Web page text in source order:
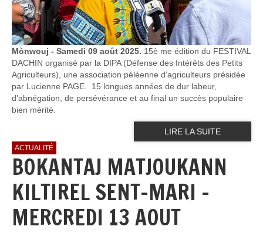
Mònwouj - Samedi 09 août 2025. 15è me édition du FESTIVAL
DACHIN organisé par la DIPA (Défense des Intérêts des Petits
Agriculteurs), une association péléenne d’agriculteurs présidée
par Lucienne PAGE. 15 longues années de dur labeur,
d’abnégation, de persévérance et au final un succès populaire
bien mérité.
LIRE LA SUITE
ACTUALITÉ
BOKANTAJ MATJOUKANN
KILTIREL SENT-MARI -
MERCREDI 13 AOUT